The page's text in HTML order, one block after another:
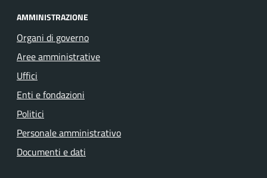
AMMINISTRAZIONE
Organi di governo
Aree amministrative
Uffici
Enti e fondazioni
Politici
Personale amministrativo
Documenti e dati